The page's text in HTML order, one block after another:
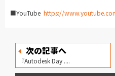
■YouTube https://
次の記事へ
『Autodesk Day ....